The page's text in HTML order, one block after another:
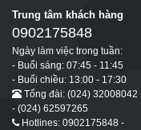
Trung tâm khách hàng
0902175848
Ngày làm việc trong tuần:
- Buổi sáng: 07:45 - 11:45
- Buổi chiều: 13:00 - 17:30
Tổng đài: (024) 32008042
- (024) 62597265
Hotlines: 0902175848 -